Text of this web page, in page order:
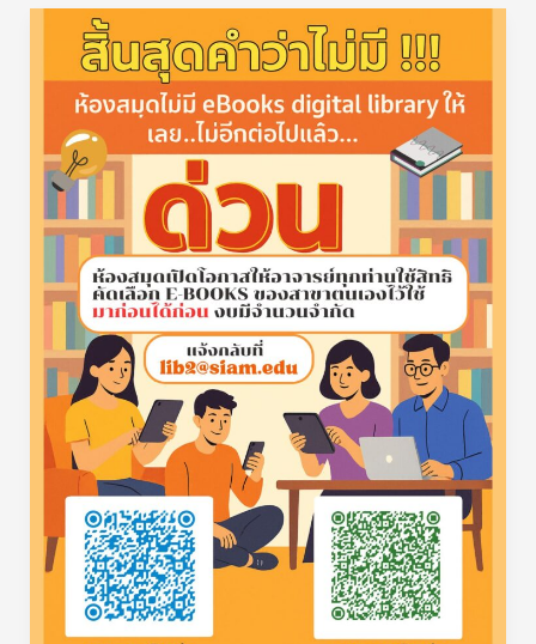
eBooks
Consortium
Thailand
eLibrary